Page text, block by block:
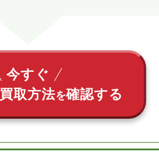
今すぐ
買取方法を確認する